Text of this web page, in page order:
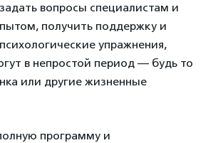
вопросы специалистам и
получить поддержку и
упражнения,
в непростой период — будь то
или другие жизненные
программу и